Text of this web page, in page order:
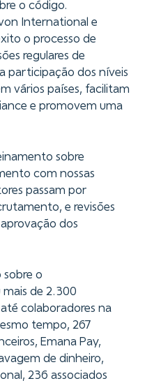
o código.
International e
o processo de
regulares de
participação dos níveis
vários países, facilitam
e promovem uma
sobre
com nossas
passam por
e revisões
dos
o
de 2.300
colaboradores na
tempo, 267
Emana Pay,
de dinheiro,
236 associados